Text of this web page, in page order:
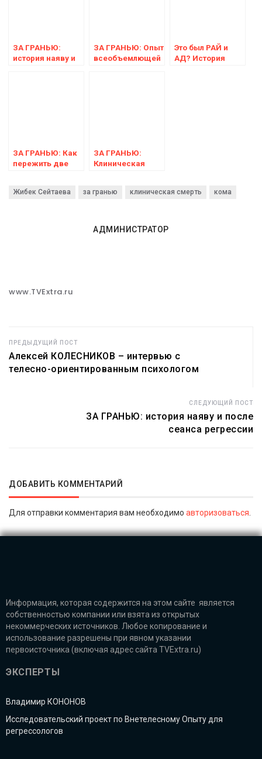
ЗА ГРАНЬЮ:
история наяву и
ЗА ГРАНЬЮ: Опыт
всеобъемлющей
Это был РАЙ и
АД? История
ЗА ГРАНЬЮ: Как
пережить две
понимание
ЗА ГРАНЬЮ:
Клиническая
опыт учёного!!
Жибек Сейтаева за гранью клиническая смерть кома
АДМИНИСТРАТОР
www.TVExtra.ru
ПРЕДЫДУЩИЙ ПОСТ
Алексей КОЛЕСНИКОВ – интервью с
телесно-ориентированным психологом
СЛЕДУЮЩИЙ ПОСТ
ЗА ГРАНЬЮ: история наяву и после
сеанса регрессии
ДОБАВИТЬ КОММЕНТАРИЙ
Для отправки комментария вам необходимо авторизоваться
Информация, которая содержится на этом сайте является
собственностью компании или взята из открытых
некоммерческих источников. Любое копирование и
использование разрешены при явном указании
первоисточника (включая адрес сайта TVExtra.ru)
ЭКСПЕРТЫ
Владимир КОНОНОВ
Исследовательский проект по Внетелесному Опыту для
регрессологов